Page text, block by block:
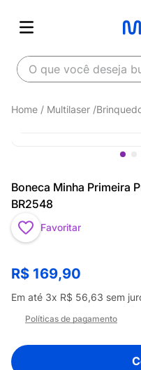
O que você deseja
Multilaser
Boneca Minha Primeira
BR2548
Favoritar
R$ 169,90
Em até 3x R$ 56,63 sem
Políticas de pagamento